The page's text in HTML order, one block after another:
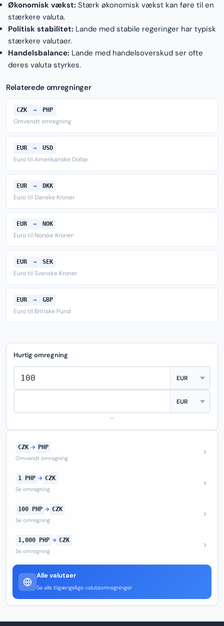
Økonomisk vækst: Stærk økonomisk vækst kan føre til en
stærkere valuta.
Politisk stabilitet: Lande med stabile regeringer har typisk
stærkere valutaer.
Handelsbalance: Lande med handelsoverskud ser ofte
deres valuta styrkes.
Relaterede omregninger
CZK → PHP
Omvendt omregning
EUR → USD
Euro til Amerikanske Dollar
EUR → DKK
Euro til Danske Kroner
EUR → NOK
Euro til Norske Kroner
EUR → SEK
Euro til Svenske Kroner
EUR → GBP
Euro til Britiske Pund
Hurtig omregning
—
CZK → PHP
Omvendt omregning
1 PHP → CZK
Se omregning
100 PHP → CZK
Se omregning
1,000 PHP → CZK
Se omregning
Alle valutaer
Se alle tilgængelige valutaomregninger